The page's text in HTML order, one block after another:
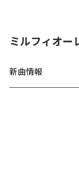
ミルフィオー
新曲情報